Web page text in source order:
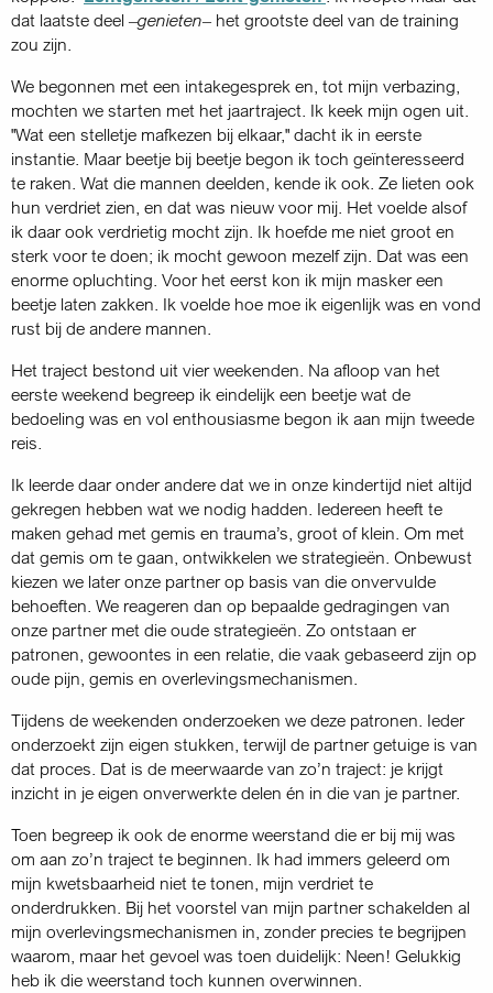
dat laatste deel –genieten– het grootste deel van de training
zou zijn.
We begonnen met een intakegesprek en, tot mijn verbazing,
mochten we starten met het jaartraject. Ik keek mijn ogen uit.
"Wat een stelletje mafkezen bij elkaar," dacht ik in eerste
instantie. Maar beetje bij beetje begon ik toch geïnteresseerd
te raken. Wat die mannen deelden, kende ik ook. Ze lieten ook
hun verdriet zien, en dat was nieuw voor mij. Het voelde alsof
ik daar ook verdrietig mocht zijn. Ik hoefde me niet groot en
sterk voor te doen; ik mocht gewoon mezelf zijn. Dat was een
enorme opluchting. Voor het eerst kon ik mijn masker een
beetje laten zakken. Ik voelde hoe moe ik eigenlijk was en vond
rust bij de andere mannen.
Het traject bestond uit vier weekenden. Na afloop van het
eerste weekend begreep ik eindelijk een beetje wat de
bedoeling was en vol enthousiasme begon ik aan mijn tweede
reis.
Ik leerde daar onder andere dat we in onze kindertijd niet altijd
gekregen hebben wat we nodig hadden. Iedereen heeft te
maken gehad met gemis en trauma’s, groot of klein. Om met
dat gemis om te gaan, ontwikkelen we strategieën. Onbewust
kiezen we later onze partner op basis van die onvervulde
behoeften. We reageren dan op bepaalde gedragingen van
onze partner met die oude strategieën. Zo ontstaan er
patronen, gewoontes in een relatie, die vaak gebaseerd zijn op
oude pijn, gemis en overlevings­mechanismen.
Tijdens de weekenden onderzoeken we deze patronen. Ieder
onderzoekt zijn eigen stukken, terwijl de partner getuige is van
dat proces. Dat is de meer­waarde van zo’n traject: je krijgt
inzicht in je eigen onverwerkte delen én in die van je partner.
Toen begreep ik ook de enorme weerstand die er bij mij was
om aan zo’n traject te beginnen. Ik had immers geleerd om
mijn kwetsbaarheid niet te tonen, mijn verdriet te
onderdrukken. Bij het voorstel van mijn partner schakelden al
mijn overlevingsmechanismen in, zonder precies te begrijpen
waarom, maar het gevoel was toen duidelijk: Neen! Gelukkig
heb ik die weerstand toch kunnen overwinnen.